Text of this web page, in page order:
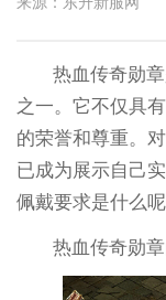
热血传奇勋
之一。它不仅具
的荣誉和尊重。
已成为展示自己
佩戴要求是什么
热血传奇勋